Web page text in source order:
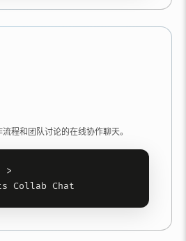
程和团队讨论的在线协作聊天。
>
Collab Chat